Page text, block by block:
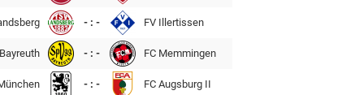
- : - FV Illertissen
- : - FC Memmingen
- : - FC Augsburg II